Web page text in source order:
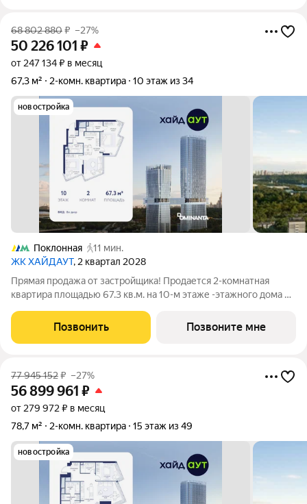
68 802 880₽ –27%
50 226 101 ₽
от 247 134 ₽ в месяц
67,3 м²
2-комн. квартира 10 этаж из 34
новостройка
Поклонная
11 мин.
ЖК ХАЙДАУТ, 2 квартал 2028
Прямая продажа от застройщика! Продается 2-комнатная
квартира площадью 67.3 кв.м. на 10-м этаже -этажного дома в
Победы, Долина реки Сетунь, МГУ, Москва-Сити, Воробьевы
горы. Высота потолков 3,25 м.
Позвонить Позвоните мне
77 945 152₽ –27%
56 899 961 ₽
от 279 972 ₽ в месяц
78,7 м²
2-комн. квартира 15 этаж из 49
новостройка